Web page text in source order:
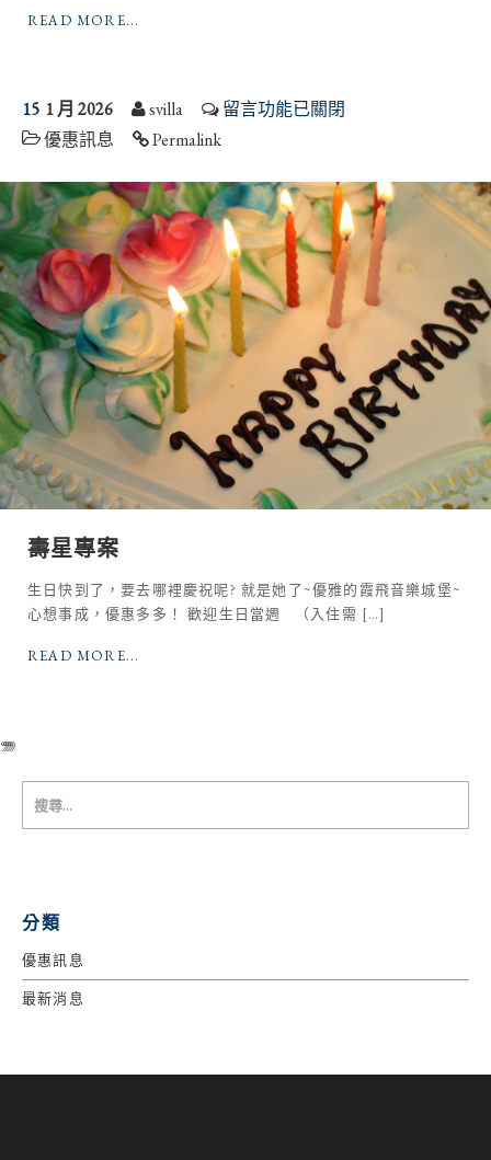
READ MORE...
15 1 月 2026 svilla
留言功能已關閉
優惠訊息
Permalink
壽星專案
生日快到了，要去哪裡慶祝呢? 就是她了~優雅的霞飛音樂城堡~
心想事成，優惠多多！ 歡迎生日當週 （入住需 […]
READ MORE...
99999
分類
優惠訊息
最新消息